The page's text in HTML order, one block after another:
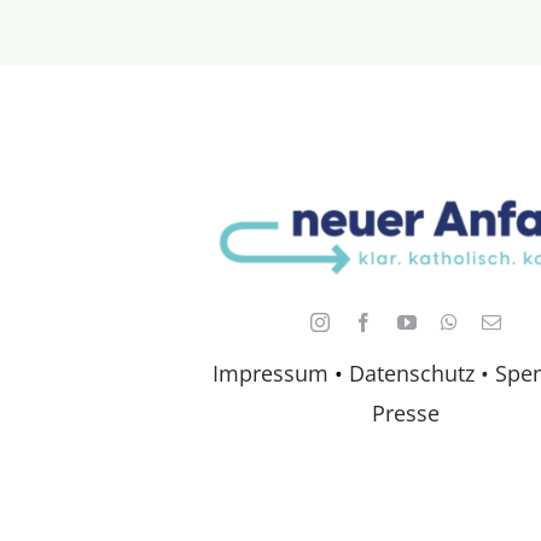
Impressum • Datenschutz •
Presse